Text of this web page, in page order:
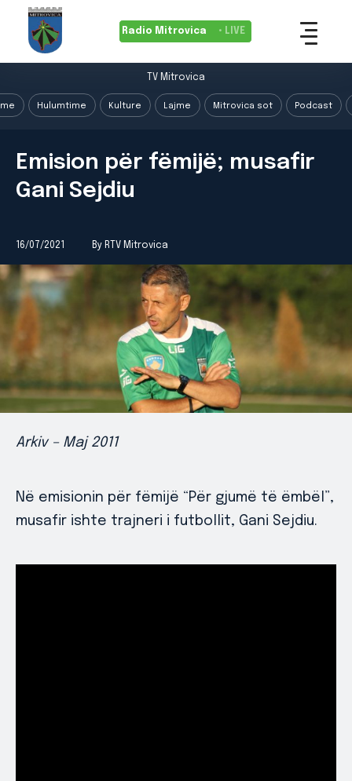
Radio Mitrovica • LIVE
TV Mitrovica
Hulumtime Kulture Lajme Mitrovica sot Podcast
Emision për fëmijë; musafir
Gani Sejdiu
16/07/2021 By RTV Mitrovica
Arkiv – Maj 2011
Në emisionin për fëmijë “Për gjumë të ëmbël”,
musafir ishte trajneri i futbollit, Gani Sejdiu.